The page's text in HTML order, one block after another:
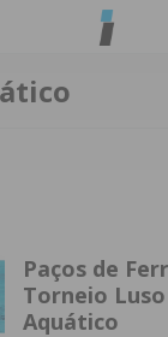
Paços de
Torneio
Aquático